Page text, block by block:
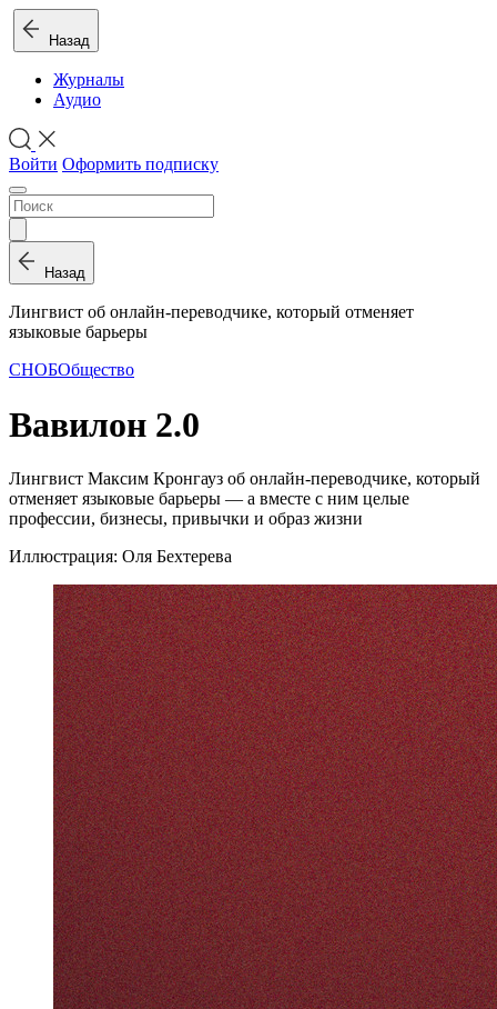
Назад
Журналы
Аудио
Войти Оформить подписку
Назад
Лингвист об онлайн-переводчике, который отменяет
языковые барьеры
СНОБОбщество
Вавилон 2.0
Лингвист Максим Кронгауз об онлайн-переводчике, который
отменяет языковые барьеры — а вместе с ним целые
профессии, бизнесы, привычки и образ жизни
Иллюстрация: Оля Бехтерева